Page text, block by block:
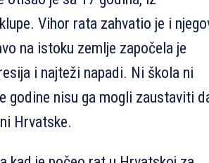
Vihor rata zahvatio je i
na istoku zemlje započela je
i najteži napadi. Ni škola ni
godine nisu ga mogli zaustaviti
Hrvatske.